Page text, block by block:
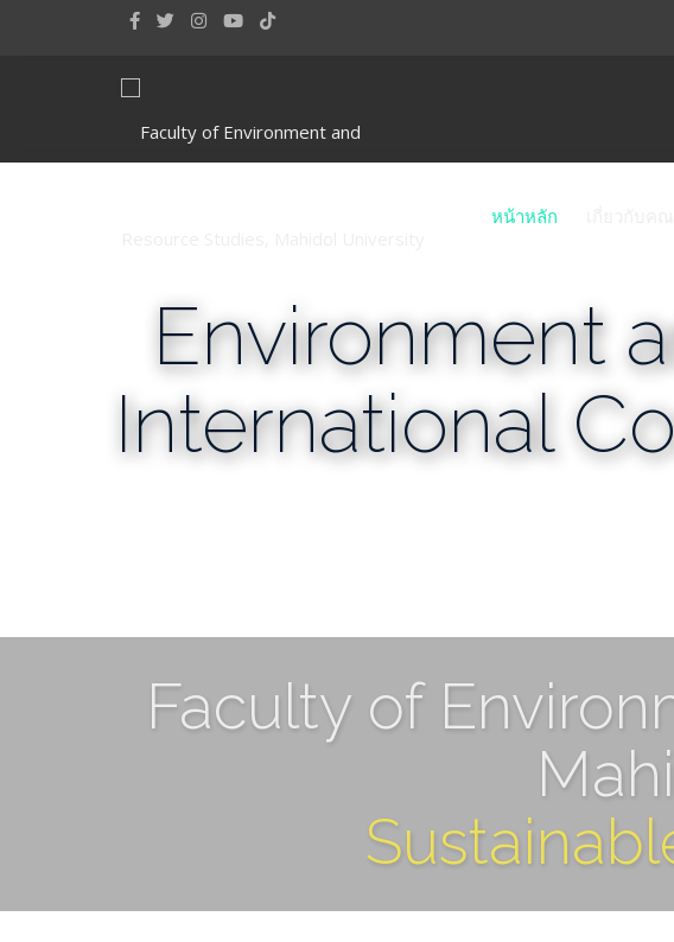
หน้าหลัก
Environment
International
Faculty of